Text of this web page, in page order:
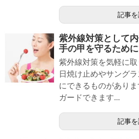
記事
紫外線対策として
手の甲を守るため
紫外線対策を気軽に取
日焼け止めやサング
にできるものがあり
ガードできます...
記事